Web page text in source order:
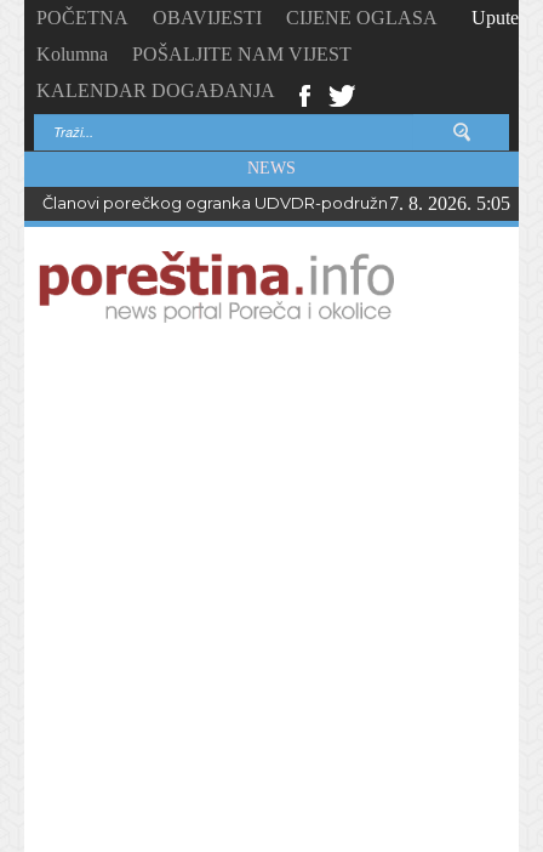
POČETNA OBAVIJESTI
CIJENE OGLASA
Kolumna
POŠALJITE NAM VIJEST
KALENDAR DOGAĐANJA
Upute
NEWS
Članovi porečkog ogranka UDVDR-podružnice Istarske
7. 8. 2026. 5:05